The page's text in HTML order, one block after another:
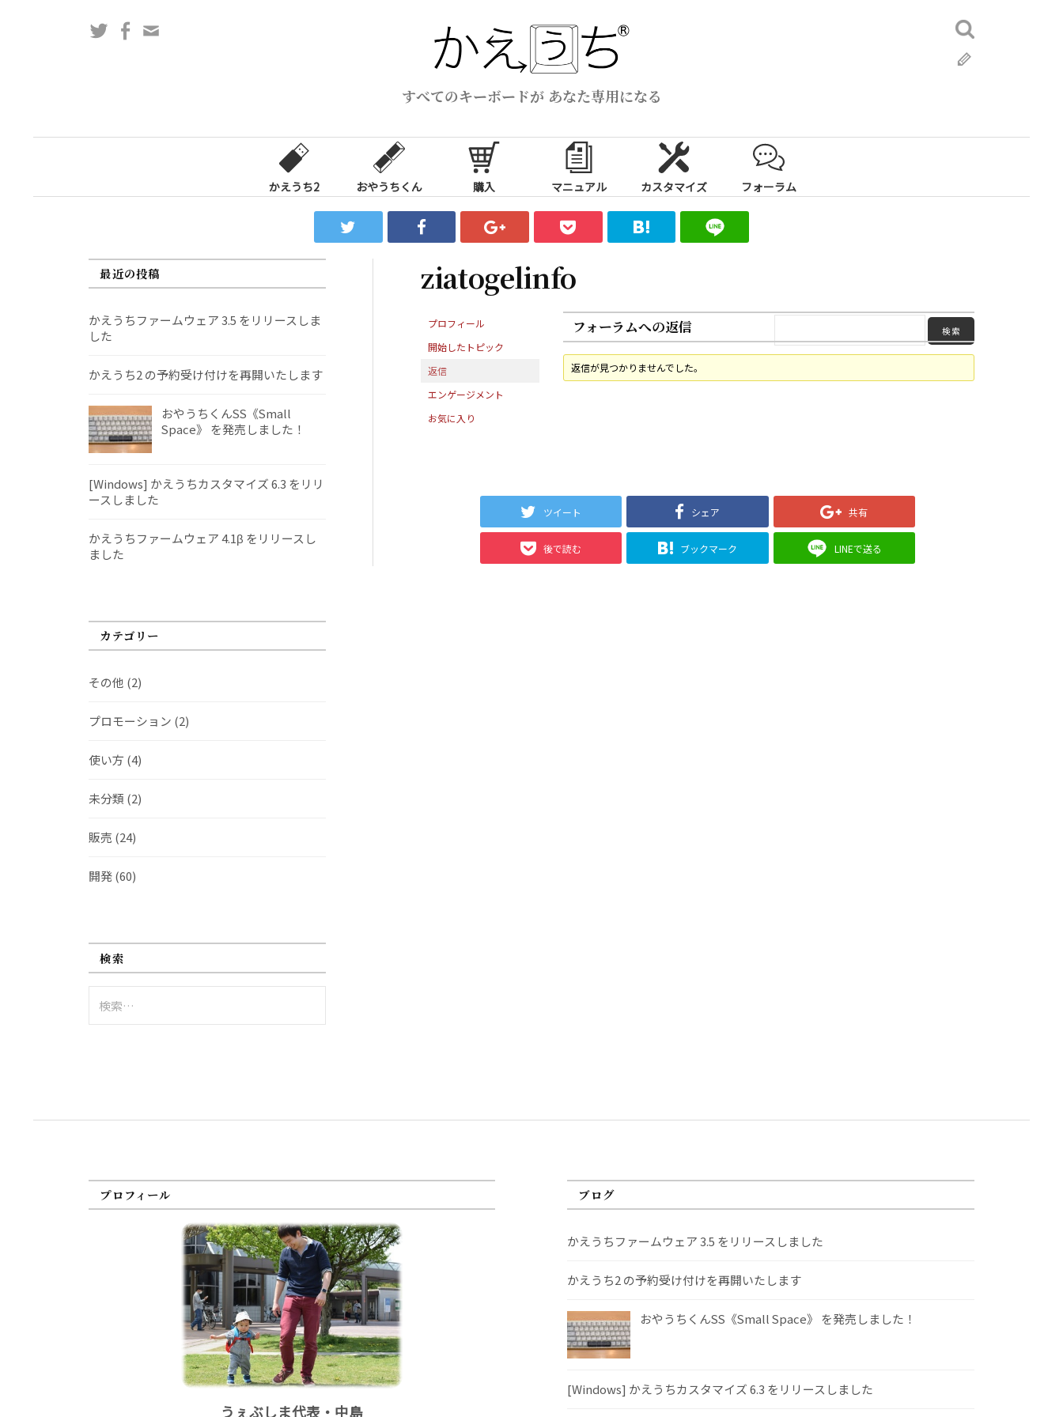
ス
すべてのキーボードが あなた専用になる
TwitterFacebook
検
索:
かえうち2 おやうちくん 購入 マニュアル カスタマイズ フォーラム
ziatogelinfo
プロフィール
開始したトピック
返信
エンゲージメント
お気に入り
フォーラムへの返信
返信が見つかりませんでした。
ツイート シェア 共有
後で読む ブックマーク LINEで送る
最近の投稿
かえうちファームウェア 3.5 をリリースしま
した
かえうち2 の予約受け付けを再開いたします
おやうちくんSS《Small
Space》 を発売しました！
[Windows] かえうちカスタマイズ 6.3 をリリ
ースしました
かえうちファームウェア 4.1β をリリースし
ました
カテゴリー
その他 (2)
プロモーション (2)
使い方 (4)
未分類 (2)
販売 (24)
開発(60)
検索
索:
プロフィール
うぇぶしま代表・中島
ブログ
かえうちファームウェア 3.5 をリリースしました
かえうち2 の予約受け付けを再開いたします
おやうちくんSS《Small Space》 を発売しました！
[Windows] かえうちカスタマイズ 6.3 をリリースしました